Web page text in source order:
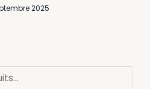
2025